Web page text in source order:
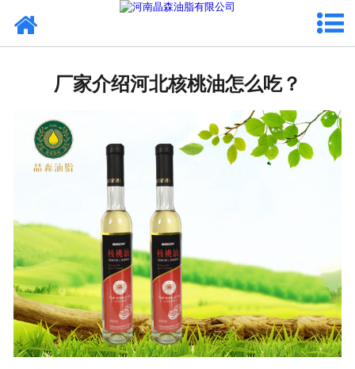
葡萄籽油
新闻资讯
联系晶森
走进晶森
厂家介绍河北核桃油怎么吃？